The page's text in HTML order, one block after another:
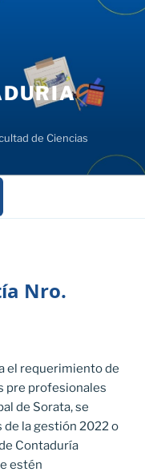
de Ciencias
Nro.
el requerimiento de
pre profesionales
de Sorata, se
la gestión 2022 o
Contaduría
estén